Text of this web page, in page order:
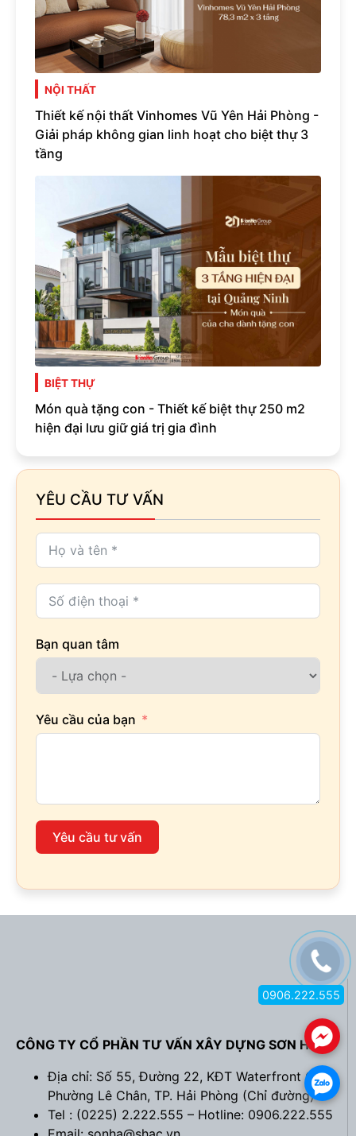
NỘI THẤT
Thiết kế nội thất Vinhomes Vũ Yên Hải Phòng -
Giải pháp không gian linh hoạt cho biệt thự 3
tầng
BIỆT THỰ
Món quà tặng con - Thiết kế biệt thự 250 m2
hiện đại lưu giữ giá trị gia đình
YÊU CẦU TƯ VẤN
Bạn quan tâm
Yêu cầu của bạn
Yêu cầu tư vấn
CÔNG TY CỔ PHẦN TƯ VẤN XÂY DỰNG SƠN HÀ
Địa chỉ: Số 55, Đường 22, KĐT Waterfront City,
Phường Lê Chân, TP. Hải Phòng (Chỉ đường)
Tel : (0225) 2.222.555 – Hotline: 0906.222.555
.
.
0906.222.555